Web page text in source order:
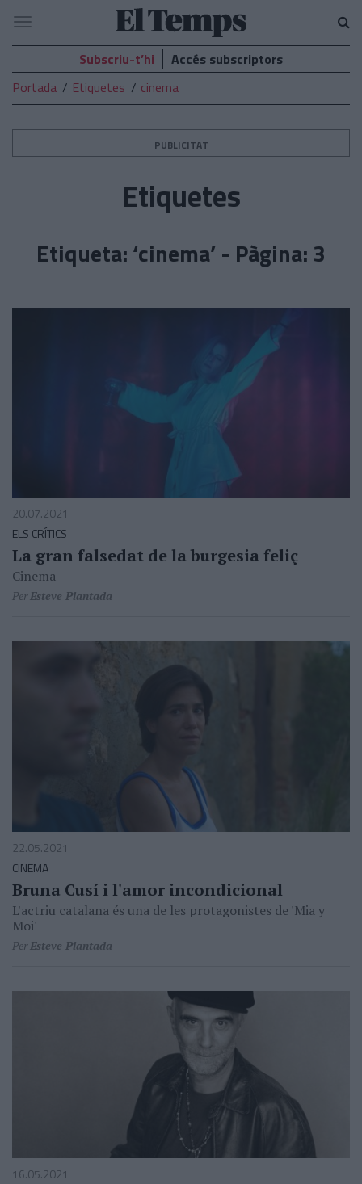
El
Temps
Navegació
Subscriu-t’hi
Accés subscriptors
Portada
Etiquetes cinema
PUBLICITAT
Etiquetes
Etiqueta: ‘cinema’ - Pàgina: 3
20.07.2021
ELS CRÍTICS
La gran falsedat de la burgesia feliç
Cinema
PerEsteve Plantada
22.05.2021
CINEMA
Bruna Cusí i l'amor incondicional
L'actriu catalana és una de les protagonistes de 'Mia y
Moi'
PerEsteve Plantada
16.05.2021